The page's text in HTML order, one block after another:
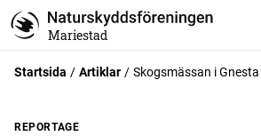
Mariestad
Startsida Artiklar Skogsmässan i Gnesta
REPORTAGE